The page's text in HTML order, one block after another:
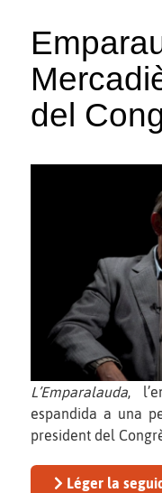
del
L’Emparalauda,
espandida a una
president del
Léger la